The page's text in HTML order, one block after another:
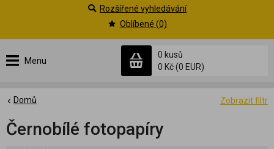
Menu
0 kusů
0 Kč(0 EUR)
Rozšířené vyhledávání
Oblíbené (0)
Zobrazit filtr
Domů
Černobílé fotopapíry